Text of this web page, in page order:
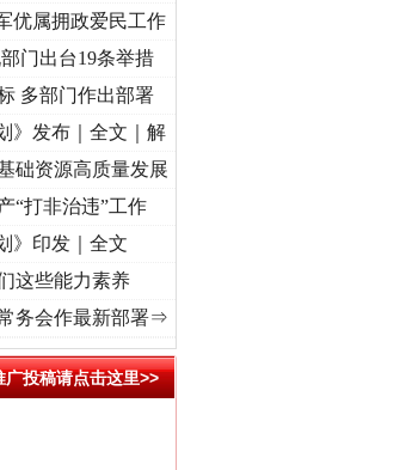
丨“转折之城”激荡..
优属拥政爱民工作
门出台19条举措
多部门作出部署
》发布｜全文｜解
础资源高质量发展
“打非治违”工作
》印发｜全文
这些能力素养
务会作最新部署⇒
广投稿请点击这里>>